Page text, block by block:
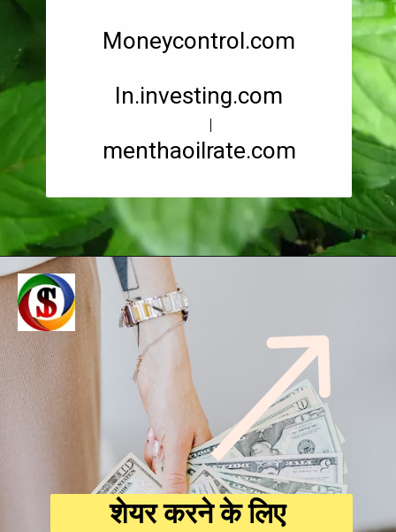
Moneycontrol.com
In.investing.com
menthaoilrate.com
शेयर करने के लिए